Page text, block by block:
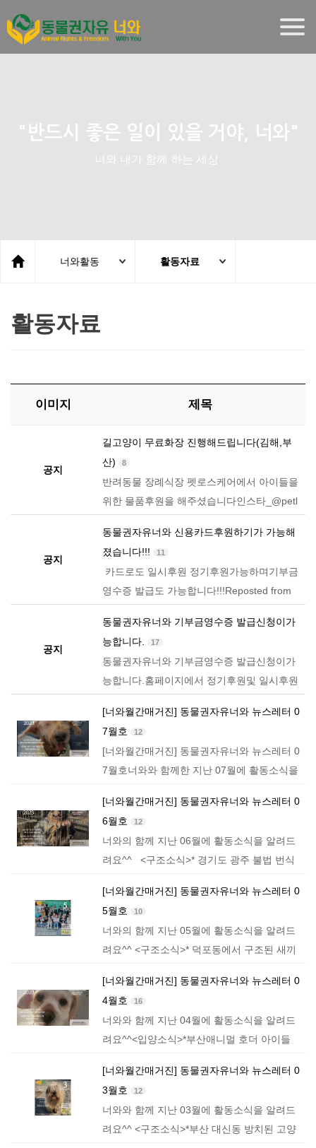
"반드시 좋은 일이 있을 거야, 너와"
너와 내가 함께 하는 세상
너와활동 활동자료
활동자료
이미지 제목
공지
길고양이 무료화장 진행해드립니다(김해,부
산)
8
반려동물 장례식장 펫로스케어에서 아이들을
위한 물품후원을 해주셨습니다인스타_@petl
다여기서 기쁜소식을 하나 더 전해드리려고
합니다!​길고양이 무료화장 진행해드립니…
공지
동물권자유너와 신용카드후원하기가 가능해
졌습니다!!!
11
카드로도 일시후원 정기후원가능하며기부금
영수증 발급도 가능합니다!!!​Reposted from
반드시 좋은일이 있을거야,너와라는 슬로건으
로 동물과…
공지
동물권자유너와 기부금영수증 발급신청이가
능합니다.
17
동물권자유너와 기부금영수증 발급신청이가
능합니다.홈페이지에서 정기후원및 일시후원
요 ▪️​ Reposted from @neowa2015_animals_
official ㆍ…
[너와월간매거진] 동물권자유너와 뉴스레터 0
7월호
12
[너와월간매거진] 동물권자유너와 뉴스레터 0
7월호너와와 함께한 지난 07월에 활동소식을
사 전 9마리 구조​​​<너와 홈센터 소식>…
[너와월간매거진] 동물권자유너와 뉴스레터 0
6월호
12
너와의 함께 지난 06월에 활동소식을 알려드
려요^^ <구조소식>​* 경기도 광주 불법 번식
쓰러진 달빛 새끼고양이 구조*신라대학교에서
구조…
[너와월간매거진] 동물권자유너와 뉴스레터 0
5월호
10
너와의 함께 지난 05월에 활동소식을 알려드
려요^^ <구조소식>​* 덕포동에서 구조된 새끼
호더 31마리중 하찌수술*부산 애니멀 호더 31
마리중…
[너와월간매거진] 동물권자유너와 뉴스레터 0
4월호
16
너와와 함께 지난 04월에 활동소식을 알려드
려요^^<입양소식>*부산애니멀 호더 아이들
나루입양*마인이 입양​<너와홈센터소식>*안충
기 미용봉사단*부산연산동…
[너와월간매거진] 동물권자유너와 뉴스레터 0
3월호
12
너와와 함께 지난 03월에 활동소식을 알려드
려요^^ <구조소식>*부산 대신동 방치된 고양